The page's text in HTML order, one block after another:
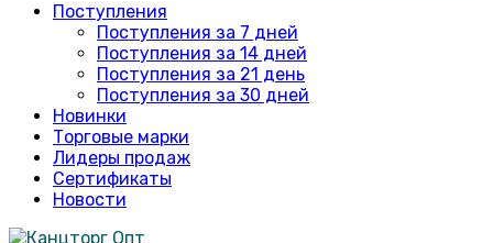
Поступления
Поступления за 7 дней
Поступления за 14 дней
Поступления за 21 день
Поступления за 30 дней
Новинки
Торговые марки
Лидеры продаж
Сертификаты
Новости